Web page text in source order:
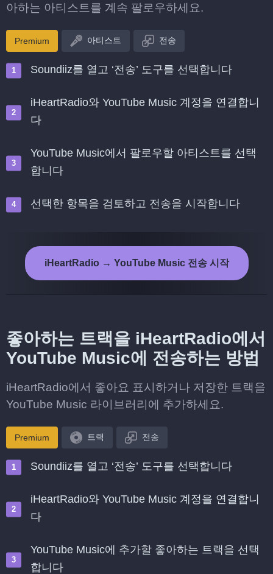
아하는 아티스트를 계속 팔로우하세요.
Premium 아티스트 전송
Soundiiz를 열고 ‘전송’ 도구를 선택합니다
iHeartRadio와 YouTube Music 계정을 연결합니
다
YouTube Music에서 팔로우할 아티스트를 선택
합니다
선택한 항목을 검토하고 전송을 시작합니다
iHeartRadio → YouTube Music 전송 시작
좋아하는 트랙을 iHeartRadio에서
YouTube Music에 전송하는 방법
iHeartRadio에서 좋아요 표시하거나 저장한 트랙을
YouTube Music 라이브러리에 추가하세요.
Premium 트랙 전송
Soundiiz를 열고 ‘전송’ 도구를 선택합니다
iHeartRadio와 YouTube Music 계정을 연결합니
다
YouTube Music에 추가할 좋아하는 트랙을 선택
합니다